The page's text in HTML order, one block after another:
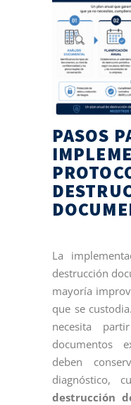
PASOS
La
destrucción
mayoría
que se
necesita
documentos
deben
diagnóstico,
destrucción